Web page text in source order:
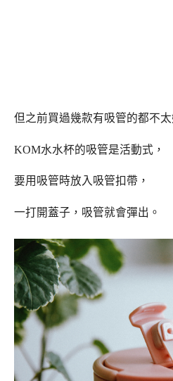
但之前買過幾款有吸管的都不太
KOM水水杯的吸管是活動式，
要用吸管時放入吸管扣帶，
一打開蓋子，吸管就會彈出。